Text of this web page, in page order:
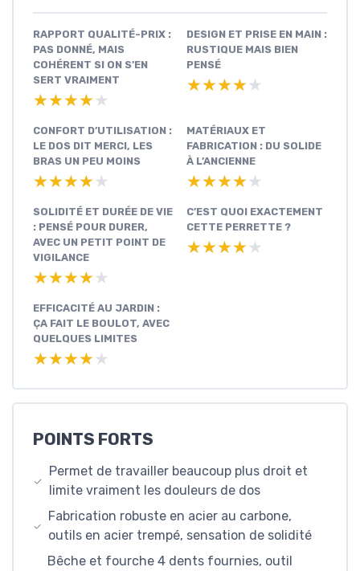
RAPPORT QUALITÉ-PRIX :
PAS DONNÉ, MAIS
COHÉRENT SI ON S’EN
SERT VRAIMENT
★★★★★
★★★★★
DESIGN ET PRISE EN MAIN :
RUSTIQUE MAIS BIEN
PENSÉ
★★★★★
★★★★★
CONFORT D’UTILISATION :
LE DOS DIT MERCI, LES
BRAS UN PEU MOINS
★★★★★
★★★★★
MATÉRIAUX ET
FABRICATION : DU SOLIDE
À L’ANCIENNE
★★★★★
★★★★★
SOLIDITÉ ET DURÉE DE VIE
: PENSÉ POUR DURER,
AVEC UN PETIT POINT DE
VIGILANCE
★★★★★
★★★★★
C’EST QUOI EXACTEMENT
CETTE PERRETTE ?
★★★★★
★★★★★
EFFICACITÉ AU JARDIN :
ÇA FAIT LE BOULOT, AVEC
QUELQUES LIMITES
★★★★★
★★★★★
POINTS FORTS
Permet de travailler beaucoup plus droit et
limite vraiment les douleurs de dos
Fabrication robuste en acier au carbone,
outils en acier trempé, sensation de solidité
Bêche et fourche 4 dents fournies, outil